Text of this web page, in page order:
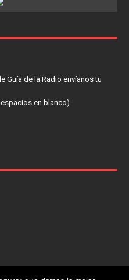
Guía de la Radio envíanos tu
en blanco)